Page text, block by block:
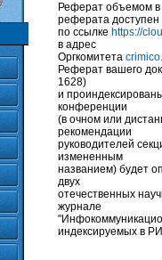
Реферат объемом
реферата доступен
по ссылке https://
в адрес
Оргкомитета
Реферат вашего
1628)
и
конференции
(в очном или
рекомендации
руководителей
измененным
названием) будет
двух
отечественных
журнале
индексируемых в